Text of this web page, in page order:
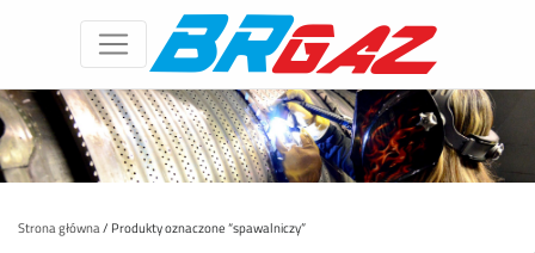
Strona główna/ Produkty oznaczone “spawalniczy”